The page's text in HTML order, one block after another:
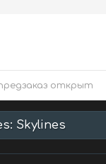
открыт
Skylines